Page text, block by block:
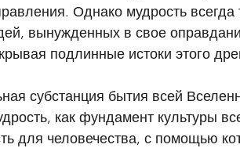
Однако мудрость всегда
вынужденных в свое
подлинные истоки этого
субстанция бытия всей
как фундамент культуры
для человечества, с помощью